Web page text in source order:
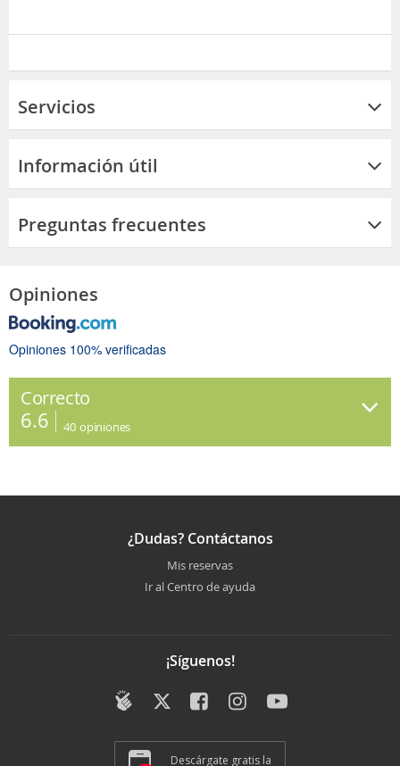
Servicios
Información útil
Preguntas frecuentes
Opiniones
Opiniones 100% verificadas
Correcto
6.6 40 opiniones
¿Dudas? Contáctanos
Mis reservas
Ir al Centro de ayuda
¡Síguenos!
Descárgate gratis la